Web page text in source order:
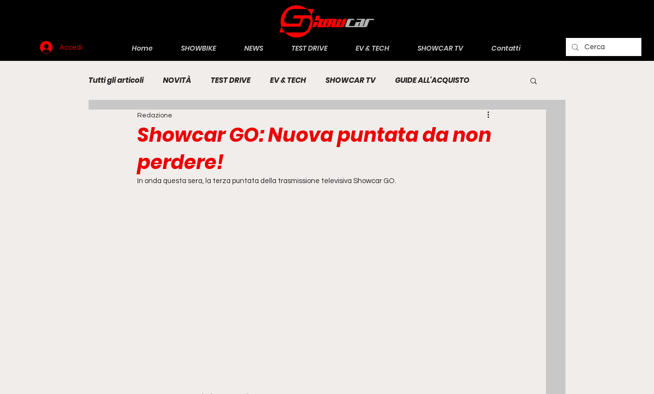
Accedi Home SHOWBIKE NEWS TEST DRIVE EV & TECH SHOWCAR TV Contatti
Tutti gli articoli NOVITÀ TEST DRIVE EV & TECH SHOWCAR TV GUIDE ALL'ACQUISTO
RENDERING MOTO
Showcar GO: Nuova puntata da non
perdere!
Redazione
In onda questa sera, la terza puntata della trasmissione televisiva Showcar GO.